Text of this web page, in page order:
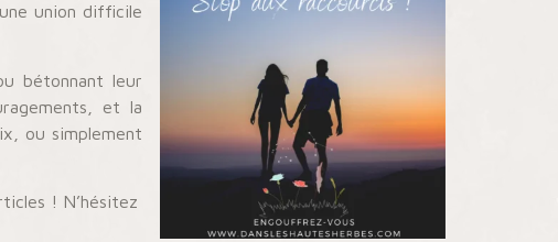
union difficile
bétonnant leur
et la
ou simplement
! N’hésitez